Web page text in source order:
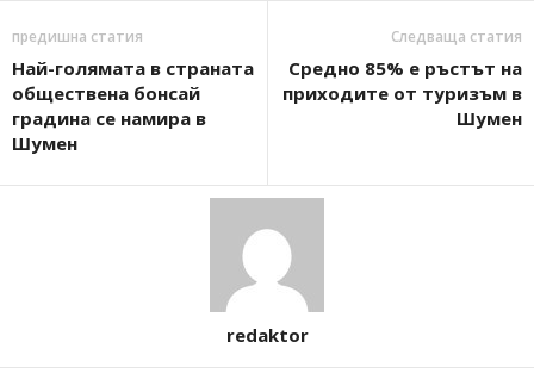
предишна статия
Най-голямата в страната
обществена бонсай
градина се намира в
Шумен
Следваща статия
Средно 85% е ръстът на
приходите от туризъм в
Шумен
redaktor